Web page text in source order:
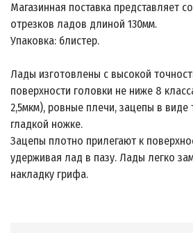
Магазинная поставка представляет
отрезков ладов длиной 130мм.
Упаковка: блистер.
Лады изготовлены с высокой
поверхности головки не ниже 8
2,5мкм), ровные плечи, зацепы в виде
гладкой ножке.
Зацепы плотно прилегают к
удерживая лад в пазу. Лады легко
накладку грифа.